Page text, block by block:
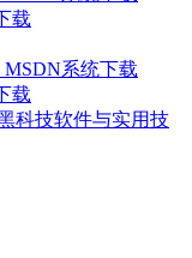
载
MSDN系统下载
载
科技软件与实用技